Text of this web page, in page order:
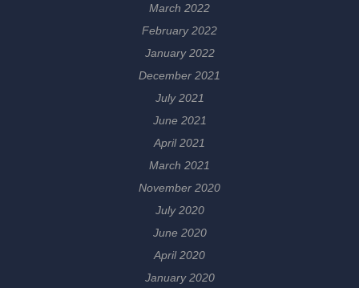
March 2022
February 2022
January 2022
December 2021
July 2021
June 2021
April 2021
March 2021
November 2020
July 2020
June 2020
April 2020
January 2020